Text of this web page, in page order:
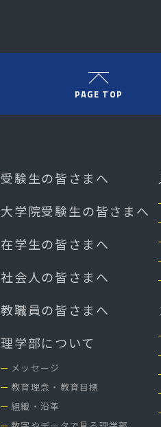
PAGE TOP
受験生の皆さまへ
大学院受験生の皆さまへ
在学生の皆さまへ
社会人の皆さまへ
教職員の皆さまへ
理学部について
メッセージ
教育理念・教育目標
組織・沿革